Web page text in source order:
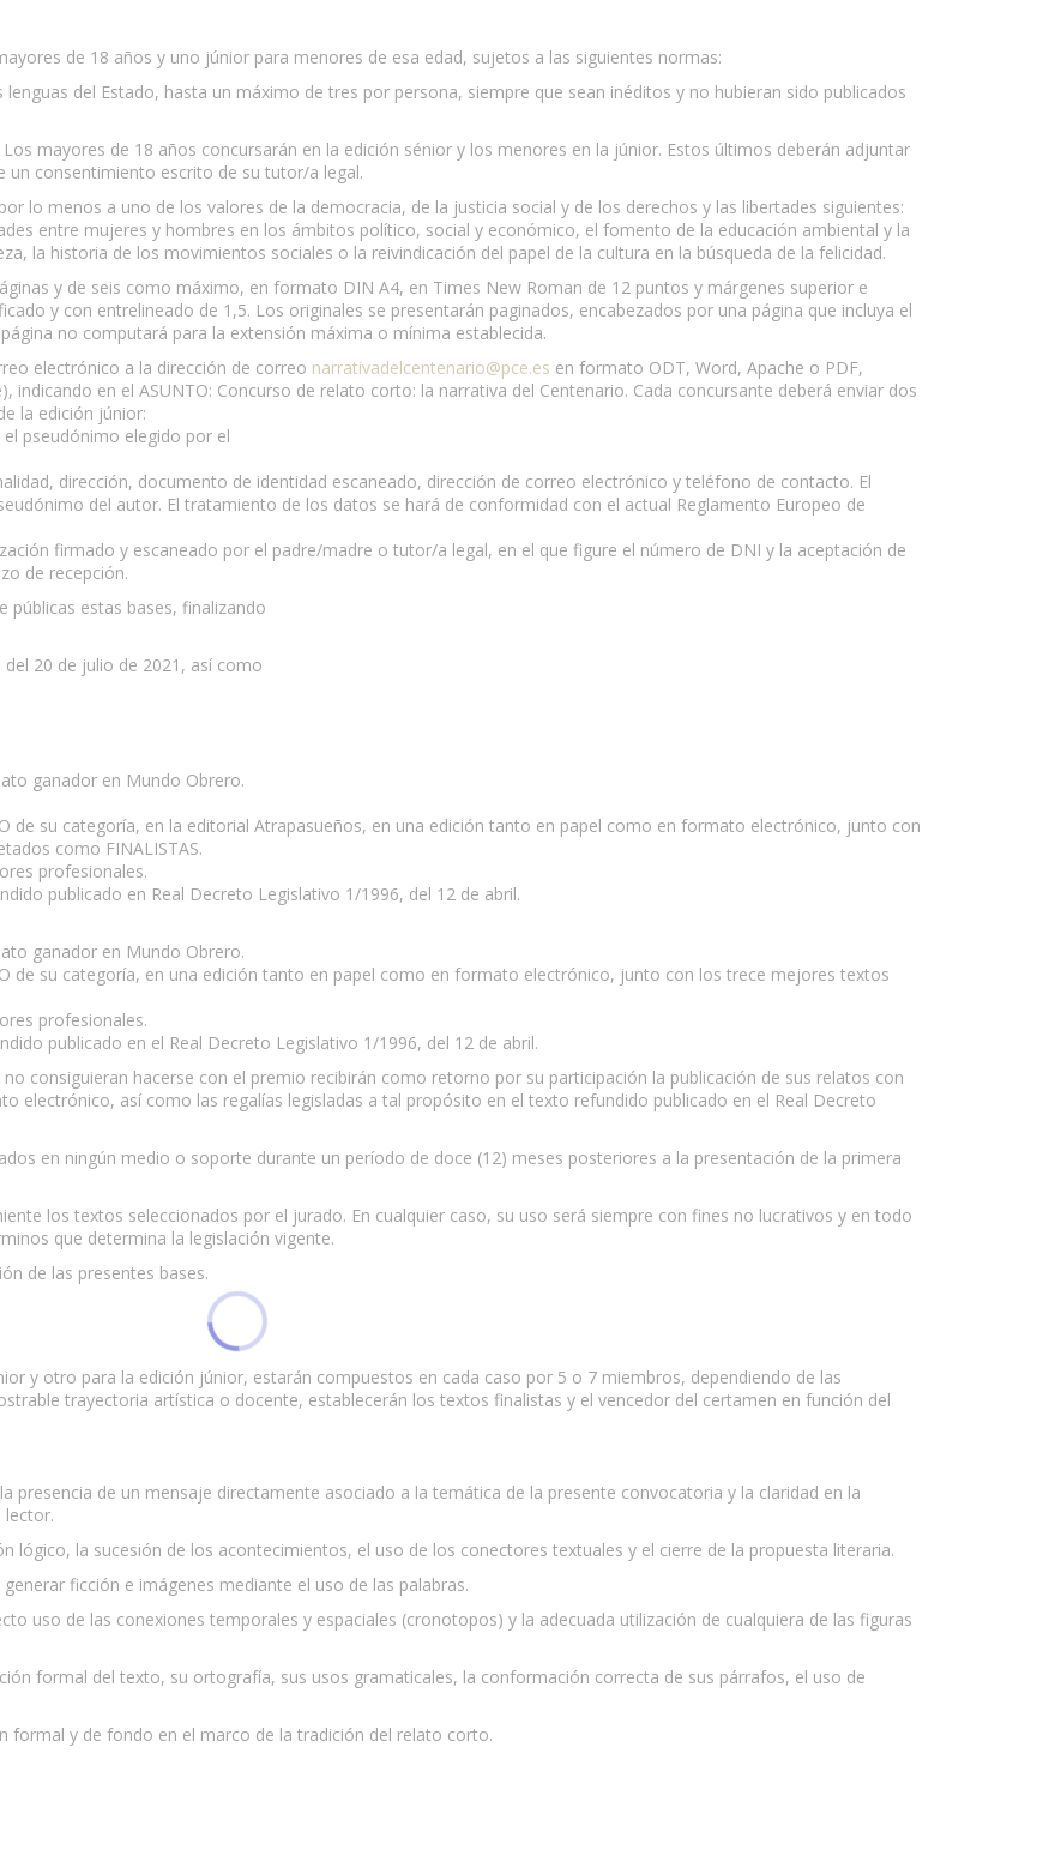
de 18 años y uno júnior para menores de esa edad, sujetos a las siguientes normas:
del Estado, hasta un máximo de tres por persona, siempre que sean inéditos y no hubieran sido publicados
mayores de 18 años concursarán en la edición sénior y los menores en la júnior. Estos últimos deberán adjuntar
un consentimiento escrito de su tutor/a legal.
lo menos a uno de los valores de la democracia, de la justicia social y de los derechos y las libertades siguientes:
entre mujeres y hombres en los ámbitos político, social y económico, el fomento de la educación ambiental y la
la historia de los movimientos sociales o la reivindicación del papel de la cultura en la búsqueda de la felicidad.
y de seis como máximo, en formato DIN A4, en Times New Roman de 12 puntos y márgenes superior e
y con entrelineado de 1,5. Los originales se presentarán paginados, encabezados por una página que incluya el
no computará para la extensión máxima o mínima establecida.
electrónico a la dirección de correo narrativadelcentenario@pce.es en formato ODT, Word, Apache o PDF,
indicando en el ASUNTO: Concurso de relato corto: la narrativa del Centenario. Cada concursante deberá enviar dos
la edición júnior:
pseudónimo elegido por el
dirección, documento de identidad escaneado, dirección de correo electrónico y teléfono de contacto. El
del autor. El tratamiento de los datos se hará de conformidad con el actual Reglamento Europeo de
firmado y escaneado por el padre/madre o tutor/a legal, en el que figure el número de DNI y la aceptación de
de recepción.
públicas estas bases, finalizando
20 de julio de 2021, así como
ganador en Mundo Obrero.
de su categoría, en la editorial Atrapasueños, en una edición tanto en papel como en formato electrónico, junto con
como FINALISTAS.
profesionales.
publicado en Real Decreto Legislativo 1/1996, del 12 de abril.
ganador en Mundo Obrero.
de su categoría, en una edición tanto en papel como en formato electrónico, junto con los trece mejores textos
profesionales.
publicado en el Real Decreto Legislativo 1/1996, del 12 de abril.
consiguieran hacerse con el premio recibirán como retorno por su participación la publicación de sus relatos con
electrónico, así como las regalías legisladas a tal propósito en el texto refundido publicado en el Real Decreto
en ningún medio o soporte durante un período de doce (12) meses posteriores a la presentación de la primera
los textos seleccionados por el jurado. En cualquier caso, su uso será siempre con fines no lucrativos y en todo
que determina la legislación vigente.
de las presentes bases.
y otro para la edición júnior, estarán compuestos en cada caso por 5 o 7 miembros, dependiendo de las
trayectoria artística o docente, establecerán los textos finalistas y el vencedor del certamen en función del
presencia de un mensaje directamente asociado a la temática de la presente convocatoria y la claridad en la
lector.
lógico, la sucesión de los acontecimientos, el uso de los conectores textuales y el cierre de la propuesta literaria.
ficción e imágenes mediante el uso de las palabras.
uso de las conexiones temporales y espaciales (cronotopos) y la adecuada utilización de cualquiera de las figuras
formal del texto, su ortografía, sus usos gramaticales, la conformación correcta de sus párrafos, el uso de
formal y de fondo en el marco de la tradición del relato corto.